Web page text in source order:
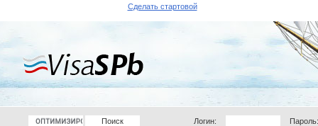
Сделать стартовой
Логин: Пароль: